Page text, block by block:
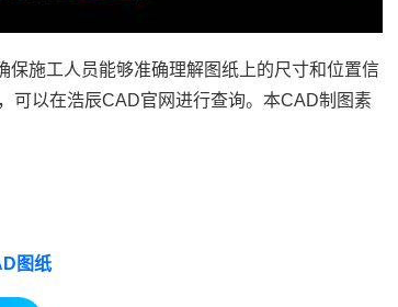
施工人员能够准确理解图纸上的尺寸和位置信
可以在浩辰CAD官网进行查询。本CAD制图素
图纸